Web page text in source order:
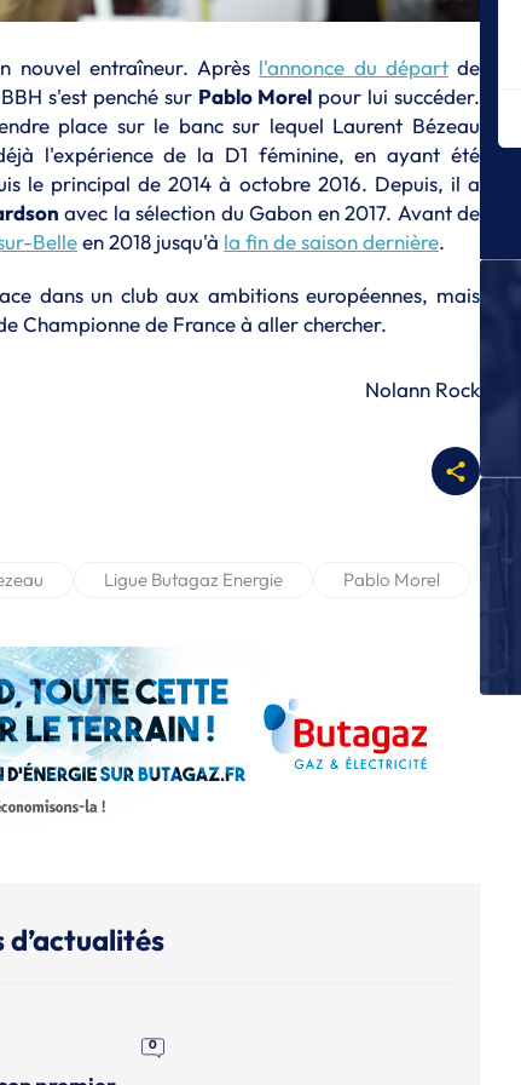
nouvel entraîneur. Après l'annonce du départde
s'est penché sur Pablo Morelpour lui succéder.
place sur le banc sur lequel Laurent Bézeau
l'expérience de la D1 féminine, en ayant été
le principal de 2014 à octobre 2016. Depuis, il a
avec la sélection du Gabon en 2017. Avant de
Belleen 2018 jusqu'à la fin de saison dernière.
dans un club aux ambitions européennes, mais
Championne de France à aller chercher.
Nolann Rock
Ligue Butagaz Energie Pablo Morel
d’actualités
0